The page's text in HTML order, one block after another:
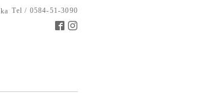
Tel / 0584-51-3090